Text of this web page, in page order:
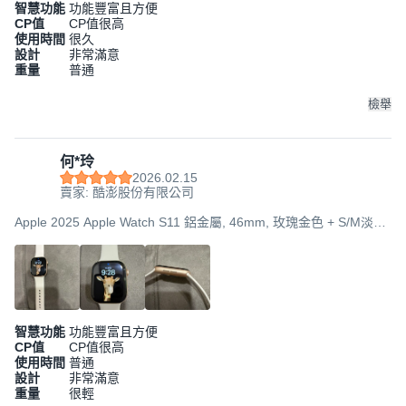
智慧功能 功能豐富且方便
CP值
CP值很高
使用時間 很久
設計
非常滿意
重量
普通
檢舉
何*玲
2026.02.15
賣家: 酷澎股份有限公司
Apple 2025 Apple Watch S11 鋁金屬, 46mm, 玫瑰金色 + S/M淡胭
智慧功能 功能豐富且方便
CP值
CP值很高
使用時間 普通
設計
非常滿意
重量
很輕